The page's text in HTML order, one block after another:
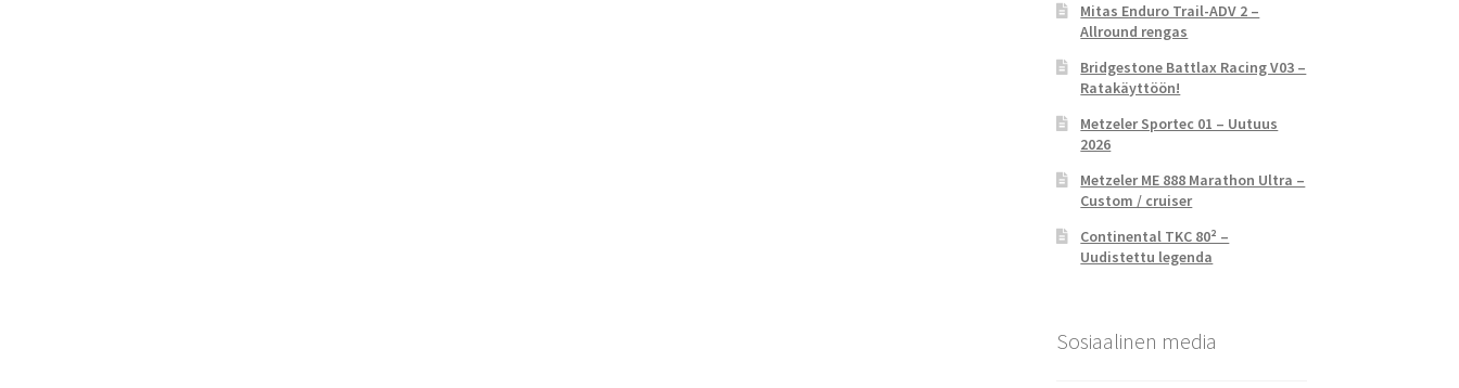
Mitas Enduro Trail-ADV 2 –
Allround rengas
Bridgestone Battlax Racing V03 –
Ratakäyttöön!
Metzeler Sportec 01 – Uutuus
2026
Metzeler ME 888 Marathon Ultra –
Custom / cruiser
Continental TKC 80² –
Uudistettu legenda
Sosiaalinen media